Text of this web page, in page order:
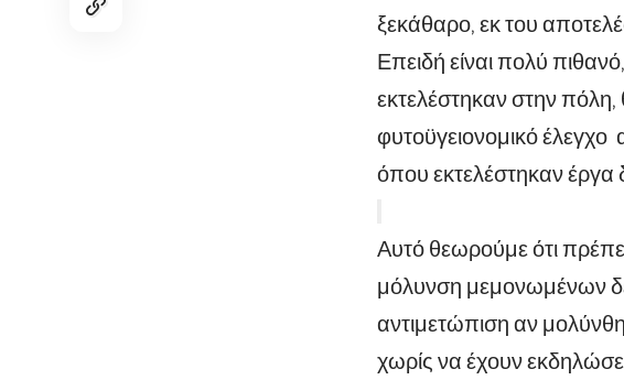
ξεκάθαρο, εκ του
Επειδή είναι πολύ
εκτελέστηκαν στην
φυτοϋγειονομικό
όπου εκτελέστηκαν έργα
Αυτό θεωρούμε ότι
μόλυνση μεμονωμένων
αντιμετώπιση αν
χωρίς να έχουν